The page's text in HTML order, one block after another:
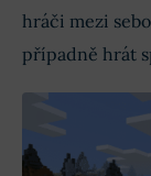
hráči mezi
případně hrát